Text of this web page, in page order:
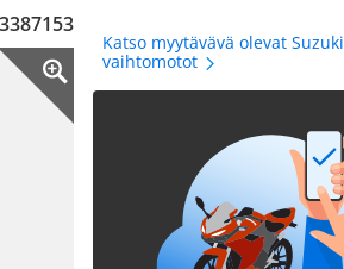
Katso myytävävä olevat Suzuki
vaihtomotot